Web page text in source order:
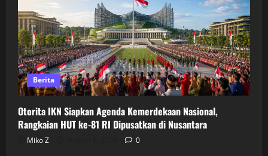
Berita
Otorita IKN Siapkan Agenda Kemerdekaan Nasional,
Rangkaian HUT ke-81 RI Dipusatkan di Nusantara
Miko Z 0